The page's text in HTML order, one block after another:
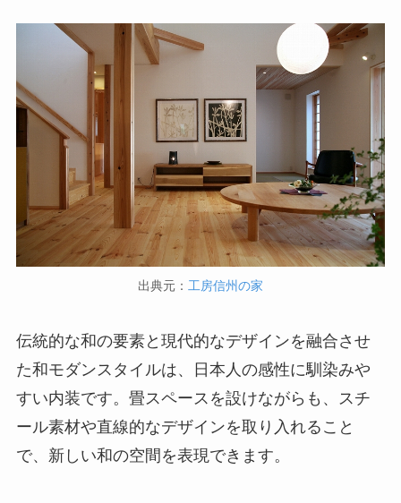
出典元： 工房信州の家
伝統的な和の要素と現代的なデザインを融合させ
た和モダンスタイルは、日本人の感性に馴染みや
すい内装です。畳スペースを設けながらも、スチ
ール素材や直線的なデザインを取り入れること
で、新しい和の空間を表現できます。